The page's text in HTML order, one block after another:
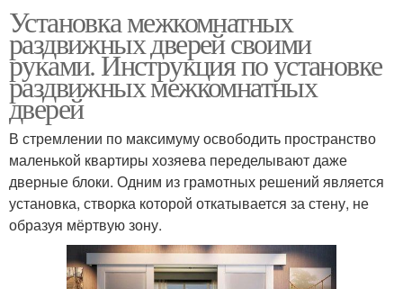
Установка межкомнатных
раздвижных дверей своими
руками. Инструкция по установке
раздвижных межкомнатных
дверей
В стремлении по максимуму освободить пространство
маленькой квартиры хозяева переделывают даже
дверные блоки. Одним из грамотных решений является
установка, створка которой откатывается за стену, не
образуя мёртвую зону.